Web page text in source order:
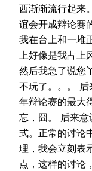
西渐渐流行起来
谊会开成辩论赛
我在台上和一堆
上好像是我占上
然后我急了说您
不玩了。。。 后
年辩论赛的最大
忘，囧。 后来
式。正常的讨论
理，我会立刻表
点，这样的讨论